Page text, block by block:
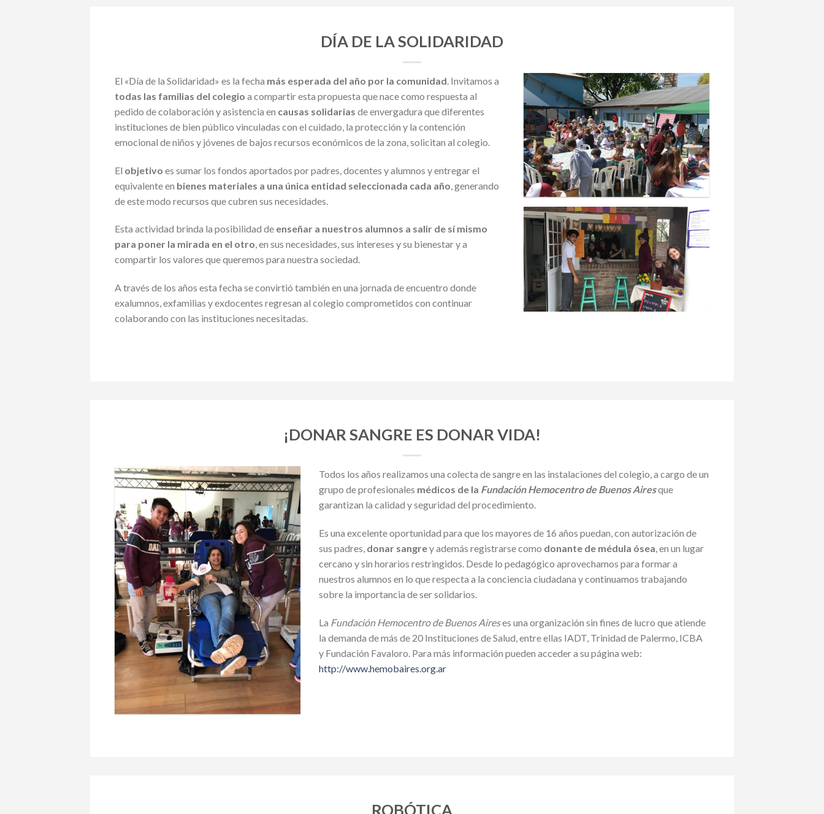
DÍA DE LA SOLIDARIDAD
El «Día de la Solidaridad» es la fecha más esperada del año por la comunidad . Invitamos a
todas las familias del colegio a compartir esta propuesta que nace como respuesta al
pedido de colaboración y asistencia en causas solidarias de envergadura que diferentes
instituciones de bien público vinculadas con el cuidado, la protección y la contención
emocional de niños y jóvenes de bajos recursos económicos de la zona, solicitan al colegio.
El objetivo es sumar los fondos aportados por padres, docentes y alumnos y entregar el
equivalente en bienes materiales a una única entidad seleccionada cada año , generando
de este modo recursos que cubren sus necesidades.
Esta actividad brinda la posibilidad de enseñar a nuestros alumnos a salir de sí mismo
para poner la mirada en el otro, en sus necesidades, sus intereses y su bienestar y a
compartir los valores que queremos para nuestra sociedad.
A través de los años esta fecha se convirtió también en una jornada de encuentro donde
exalumnos, exfamilias y exdocentes regresan al colegio comprometidos con continuar
colaborando con las instituciones necesitadas.
¡DONAR SANGRE ES DONAR VIDA!
Todos los años realizamos una colecta de sangre en las instalaciones del colegio, a cargo de un
grupo de profesionales médicos de la Fundación Hemocentro de Buenos Airesque
garantizan la calidad y seguridad del procedimiento.
Es una excelente oportunidad para que los mayores de 16 años puedan, con autorización de
sus padres, donar sangrey además registrarse como donante de médula ósea , en un lugar
cercano y sin horarios restringidos. Desde lo pedagógico aprovechamos para formar a
nuestros alumnos en lo que respecta a la conciencia ciudadana y continuamos trabajando
sobre la importancia de ser solidarios.
La Fundación Hemocentro de Buenos Aireses una organización sin fines de lucro que atiende
la demanda de más de 20 Instituciones de Salud, entre ellas IADT, Trinidad de Palermo, ICBA
y Fundación Favaloro. Para más información pueden acceder a su página web:
http://www.hemobaires.org.ar
ROBÓTICA